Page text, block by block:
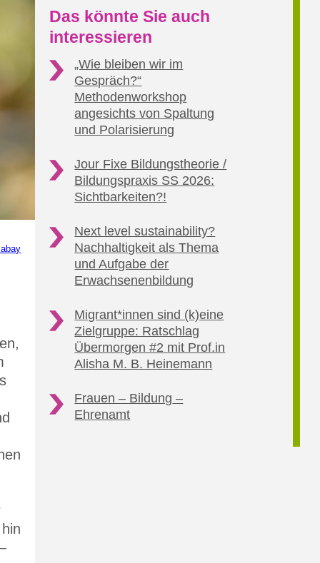
Das könnte Sie auch
interessieren
„Wie bleiben wir im
Gespräch?“
Methodenworkshop
angesichts von Spaltung
und Polarisierung
Jour Fixe Bildungstheorie /
Bildungspraxis SS 2026:
Sichtbarkeiten?!
Next level sustainability?
Nachhaltigkeit als Thema
und Aufgabe der
Erwachsenenbildung
Migrant*innen sind (k)eine
Zielgruppe: Ratschlag
Übermorgen #2 mit Prof.in
Alisha M. B. Heinemann
Frauen – Bildung –
Ehrenamt